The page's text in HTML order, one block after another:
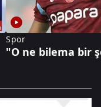
Spor
"O ne bilema bir